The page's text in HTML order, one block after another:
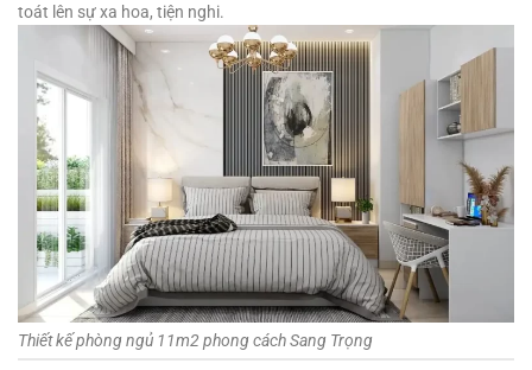
toát lên sự xa hoa, tiện nghi.
Thiết kế phòng ngủ 11m2 phong cách Sang Trọng